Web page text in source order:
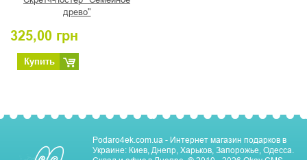
древо"
325,00 грн
Купить
Podaro4ek.com.ua - Интернет магазин подарков в
Украине: Киев, Днепр, Харьков, Запорожье, Одесса.